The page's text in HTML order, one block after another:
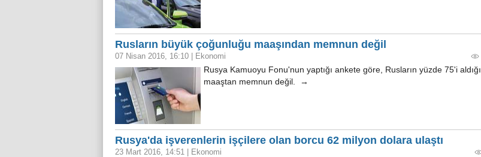
Rusların büyük çoğunluğu maaşından memnun değil
07 Nisan 2016, 16:10 Ekonomi
Rusya Kamuoyu Fonu'nun yaptığı ankete göre, Rusların yüzde 75'i aldığı
maaştan memnun değil. →
Rusya'da işverenlerin işçilere olan borcu 62 milyon dolara ulaştı
23 Mart 2016, 14:51 Ekonomi